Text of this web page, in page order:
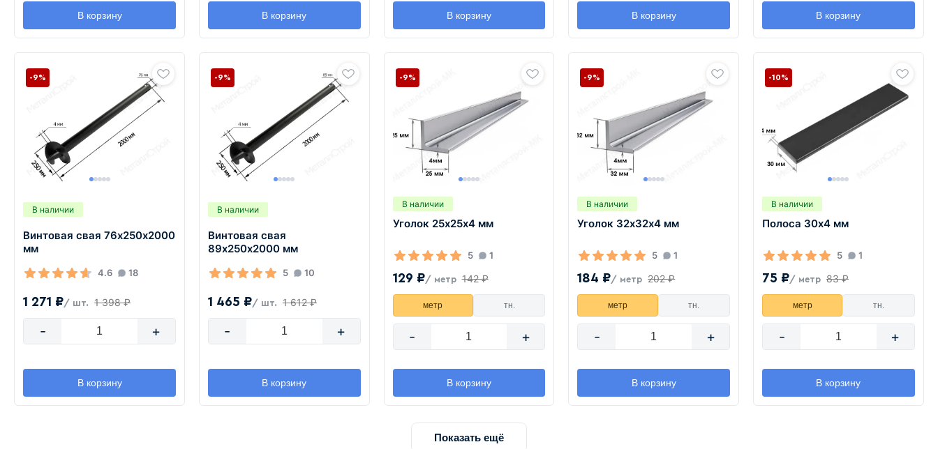
В корзину В корзину В корзину В корзину В корзину
В наличии
Винтовая свая 76х250х2000
мм
4.6 18
1 271 ₽/ шт. 1 398 ₽
-9%
- +
В корзину
В наличии
Винтовая свая
89х250х2000 мм
5 10
1 465 ₽/ шт. 1 612 ₽
-9%
- +
В корзину
В наличии
Уголок 25х25х4 мм
5 1
129 ₽/ метр 142 ₽
-9%
метр тн.
- +
В корзину
В наличии
Уголок 32х32х4 мм
5 1
184 ₽/ метр 202 ₽
-9%
метр тн.
- +
В корзину
В наличии
Полоса 30х4 мм
5 1
75 ₽/ метр 83 ₽
-10%
метр тн.
- +
В корзину
Показать ещё